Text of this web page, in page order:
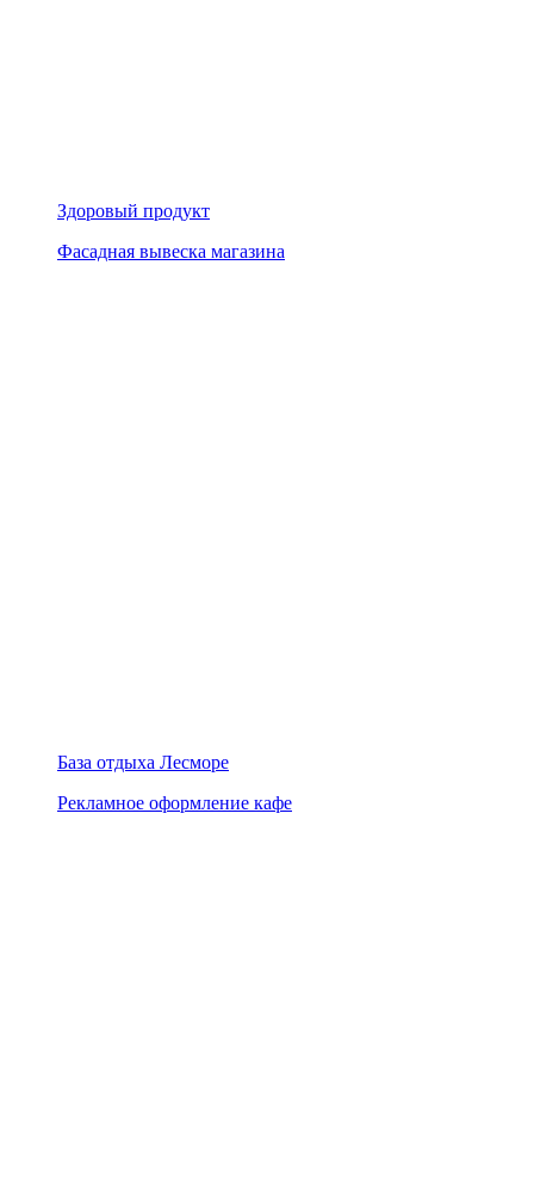
Здоровый продукт
Фасадная вывеска магазина
База отдыха Лесморе
Рекламное оформление кафе